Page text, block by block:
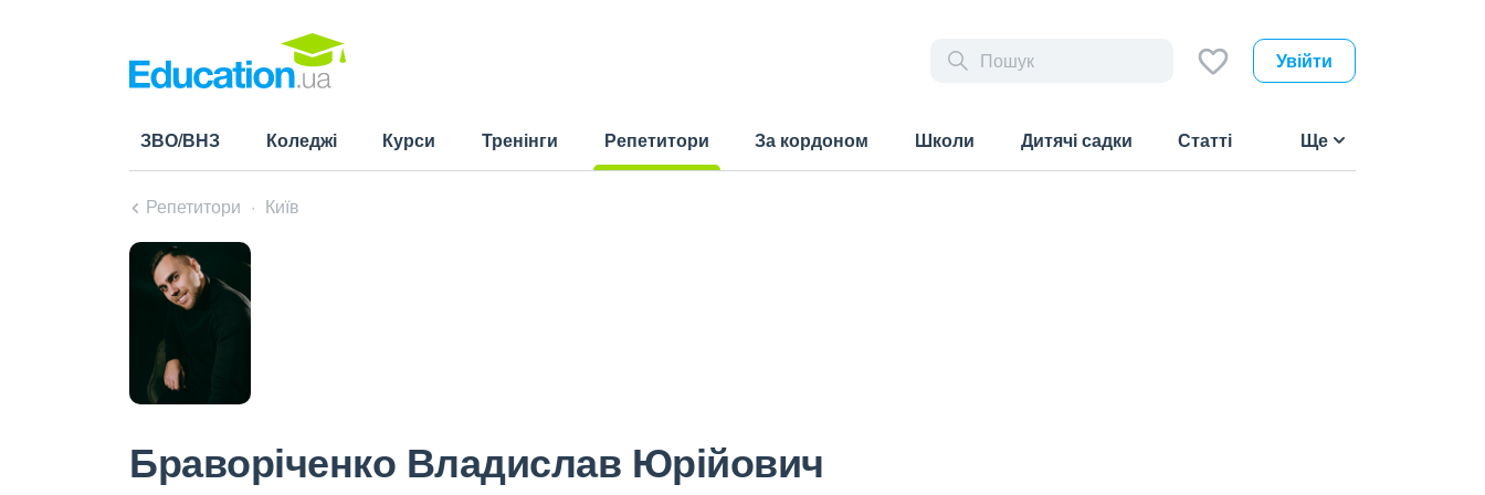
Увійти
ЗВО/ВНЗ Коледжі Курси Тренінги
Репетитори
За кордоном Школи Дитячі садки Статті Ще
Репетитори Київ
Браворіченко Владислав Юрійович